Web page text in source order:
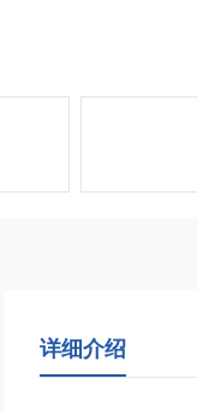
详细介绍